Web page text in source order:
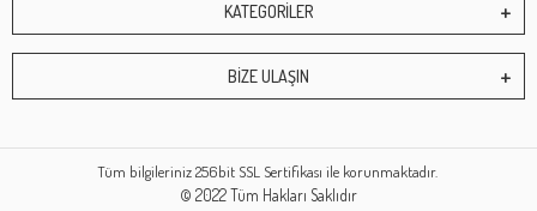
KATEGORİLER
BİZE ULAŞIN
Tüm bilgileriniz 256bit SSL Sertifikası ile korunmaktadır.
© 2022Tüm Hakları Saklıdır